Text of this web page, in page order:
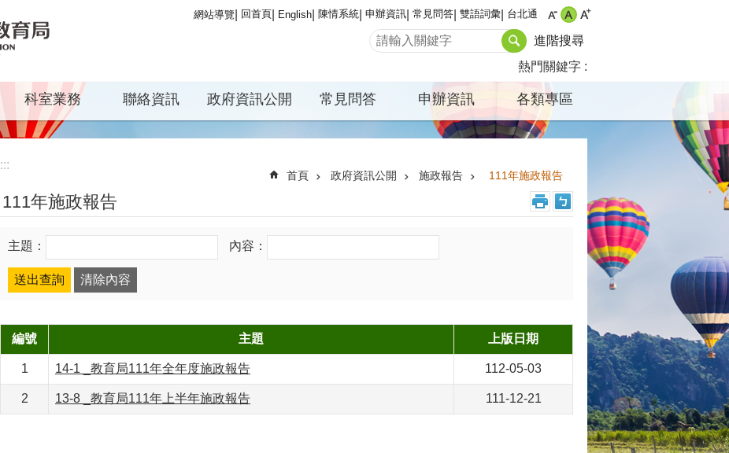
網站導覽 回首頁 English 陳情系統 申辦資訊 常見問答 雙語詞彙 台北通
進階搜尋
熱門關鍵字
科室業務 聯絡資訊 政府資訊公開 常見問答 申辦資訊 各類專區
:::
首頁 政府資訊公開 施政報告 111年施政報告
111年施政報告
主題： 內容：
編號 主題 上版日期
1 14-1 _教育局111年全年度施政報告 112-05-03
2 13-8 _教育局111年上半年施政報告 111-12-21